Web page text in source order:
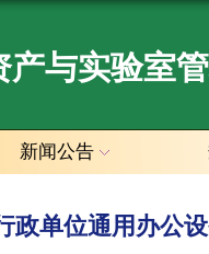
产与实验室
新闻公告
政单位通用办公